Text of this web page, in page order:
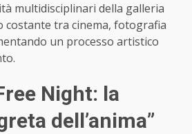
multidisciplinari della galleria
costante tra cinema, fotografia
un processo artistico
Night: la
dell’anima”